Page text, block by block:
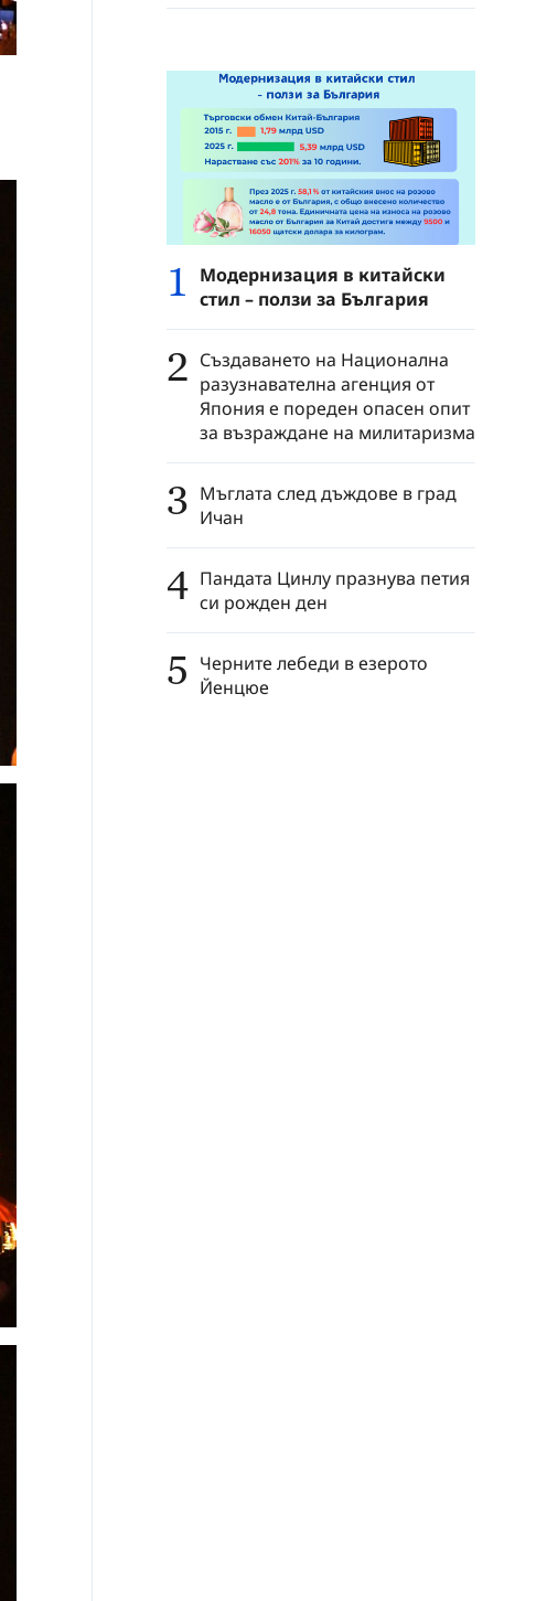
1
Модернизация в китайски
стил – ползи за България
2 Създаването на Национална
разузнавателна агенция от
Япония е пореден опасен опит
за възраждане на милитаризма
3 Мъглата след дъждове в град
Ичан
4 Пандата Цинлу празнува петия
си рожден ден
5 Черните лебеди в езерото
Йенцюе